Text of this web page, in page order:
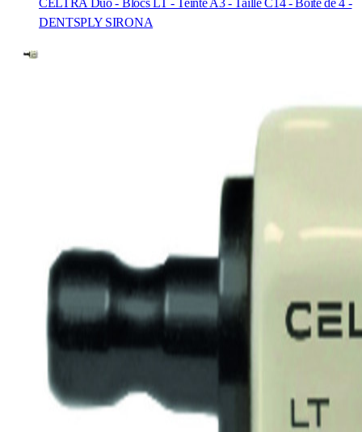
CELTRA Duo - Blocs LT - Teinte A3 - Taille C14 - Boîte de 4 -
DENTSPLY SIRONA